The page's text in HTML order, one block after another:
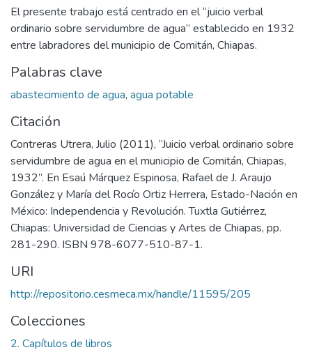
El presente trabajo está centrado en el “juicio verbal
ordinario sobre servidumbre de agua” establecido en 1932
entre labradores del municipio de Comitán, Chiapas.
Palabras clave
abastecimiento de agua, agua potable
Citación
Contreras Utrera, Julio (2011), “Juicio verbal ordinario sobre
servidumbre de agua en el municipio de Comitán, Chiapas,
1932”. En Esaú Márquez Espinosa, Rafael de J. Araujo
González y María del Rocío Ortiz Herrera, Estado-Nación en
México: Independencia y Revolución. Tuxtla Gutiérrez,
Chiapas: Universidad de Ciencias y Artes de Chiapas, pp.
281-290. ISBN 978-6077-510-87-1.
URI
http://repositorio.cesmeca.mx/handle/11595/205
Colecciones
2. Capítulos de libros